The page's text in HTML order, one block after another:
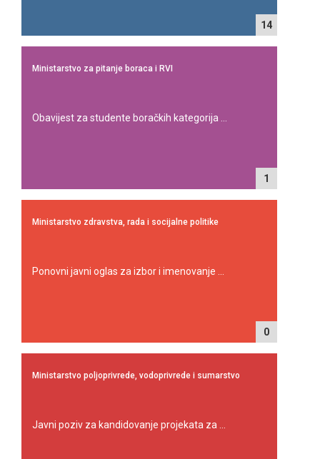
14
Ministarstvo za pitanje boraca i RVI
1
Obavijest za studente boračkih kategorija ...
Ministarstvo zdravstva, rada i socijalne politike
0
Ponovni javni oglas za izbor i imenovanje ...
Ministarstvo poljoprivrede, vodoprivrede i sumarstvo
Javni poziv za kandidovanje projekata za ...